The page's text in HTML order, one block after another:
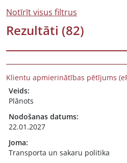
Notīrīt visus filtrus
Rezultāti (82)
Klientu apmierinātības pētījums
Veids:
Plānots
Nodošanas datums:
22.01.2027
Joma:
Transporta un sakaru politika